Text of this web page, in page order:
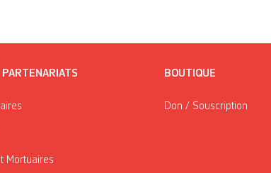
Mortuaires
BOUTIQUE
Don / Souscription